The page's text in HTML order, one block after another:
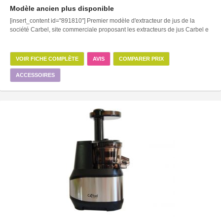
Modèle ancien plus disponible
[insert_content id="891810"] Premier modèle d'extracteur de jus de la
société Carbel, site commerciale proposant les extracteurs de jus Carbel e
VOIR FICHE COMPLÈTE AVIS COMPARER PRIX
ACCESSOIRES